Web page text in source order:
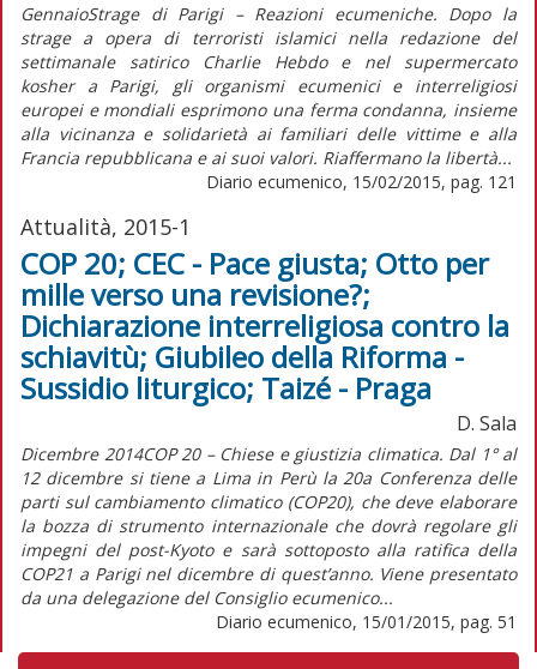
GennaioStrage di Parigi – Reazioni ecumeniche. Dopo la
strage a opera di terroristi islamici nella redazione del
settimanale satirico Charlie Hebdo e nel supermercato
kosher a Parigi, gli organismi ecumenici e interreligiosi
europei e mondiali esprimono una ferma condanna, insieme
alla vicinanza e solidarietà ai familiari delle vittime e alla
Francia repubblicana e ai suoi valori. Riaffermano la libertà...
Diario ecumenico, 15/02/2015, pag. 121
Attualità, 2015-1
COP 20; CEC - Pace giusta; Otto per
mille verso una revisione?;
Dichiarazione interreligiosa contro la
schiavitù; Giubileo della Riforma -
Sussidio liturgico; Taizé - Praga
D. Sala
Dicembre 2014COP 20 – Chiese e giustizia climatica. Dal 1° al
12 dicembre si tiene a Lima in Perù la 20a Conferenza delle
parti sul cambiamento climatico (COP20), che deve elaborare
la bozza di strumento internazionale che dovrà regolare gli
impegni del post-Kyoto e sarà sottoposto alla ratifica della
COP21 a Parigi nel dicembre di quest’anno. Viene presentato
da una delegazione del Consiglio ecumenico...
Diario ecumenico, 15/01/2015, pag. 51